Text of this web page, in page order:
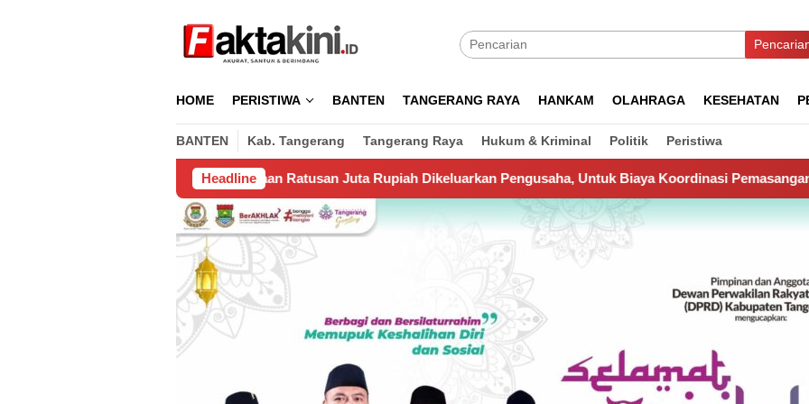
HOME PERISTIWA BANTEN TANGERANG RAYA HANKAM OLAHRAGA KESEHATAN
BANTEN Kab. Tangerang Tangerang Raya Hukum & Kriminal Politik Peristiwa
Headline
Dugaan Ratusan Juta Rupiah Dikeluarkan Pengusaha, Untuk Biaya Koordinasi Pemasangan Wifi di Perumahan